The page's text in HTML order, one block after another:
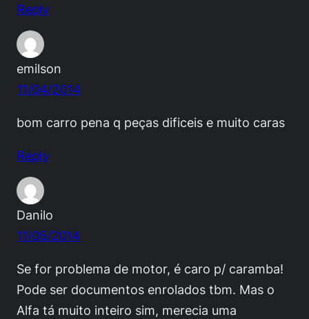
Reply
emilson
11/04/2014
bom carro pena q peças dificeis e muito caras
Reply
Danilo
11/05/2014
Se for problema de motor, é caro p/ caramba!
Pode ser documentos enrolados tbm. Mas o
Alfa tá muito inteiro sim, merecia uma